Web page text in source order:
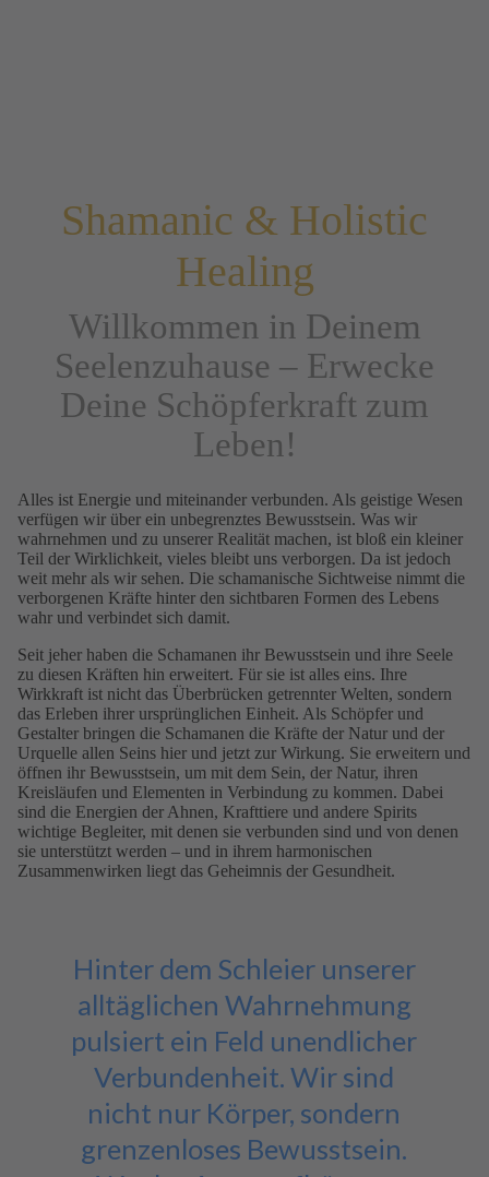
Shamanic & Holistic
Healing
Willkommen in Deinem
Seelenzuhause – Erwecke
Deine Schöpferkraft zum
Leben!
Alles ist Energie und miteinander verbunden. Als geistige Wesen
verfügen wir über ein unbegrenztes Bewusstsein. Was wir
wahrnehmen und zu unserer Realität machen, ist bloß ein kleiner
Teil der Wirklichkeit, vieles bleibt uns verborgen. Da ist jedoch
weit mehr als wir sehen. Die schamanische Sichtweise nimmt die
verborgenen Kräfte hinter den sichtbaren Formen des Lebens
wahr und verbindet sich damit.
Seit jeher haben die Schamanen ihr Bewusstsein und ihre Seele
zu diesen Kräften hin erweitert. Für sie ist alles eins. Ihre
Wirkkraft ist nicht das Überbrücken getrennter Welten, sondern
das Erleben ihrer ursprünglichen Einheit. Als Schöpfer und
Gestalter bringen die Schamanen die Kräfte der Natur und der
Urquelle allen Seins hier und jetzt zur Wirkung. Sie erweitern und
öffnen ihr Bewusstsein, um mit dem Sein, der Natur, ihren
Kreisläufen und Elementen in Verbindung zu kommen. Dabei
sind die Energien der Ahnen, Krafttiere und andere Spirits
wichtige Begleiter, mit denen sie verbunden sind und von denen
sie unterstützt werden – und in ihrem harmonischen
Zusammenwirken liegt das Geheimnis der Gesundheit.
Hinter dem Schleier unserer
alltäglichen Wahrnehmung
pulsiert ein Feld unendlicher
Verbundenheit. Wir sind
nicht nur Körper, sondern
grenzenloses Bewusstsein.